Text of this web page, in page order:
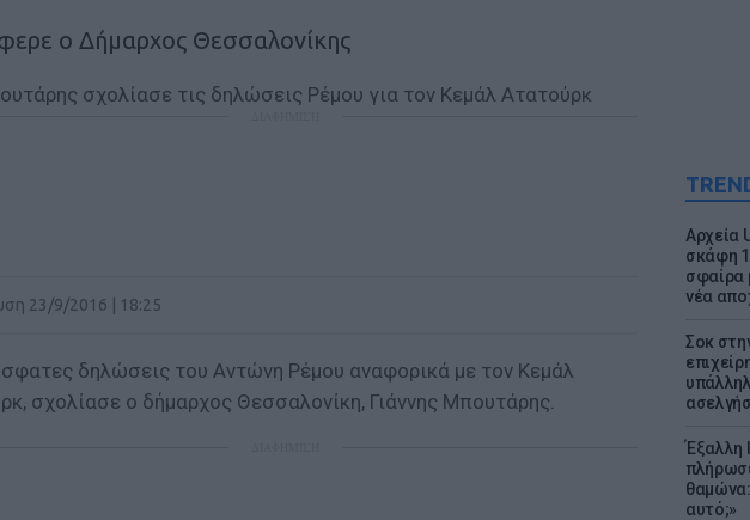
Αρχεία
σκάφη
σφαίρα
νέα
Σοκ
Έξαλλη
αυτό;»
ο Δήμαρχος Θεσσαλονίκης
23/9/2016 | 18:25
δηλώσεις του Αντώνη Ρέμου αναφορικά με τον Κεμάλ
σχολίασε ο δήμαρχος Θεσσαλονίκη, Γιάννης Μπουτάρης.